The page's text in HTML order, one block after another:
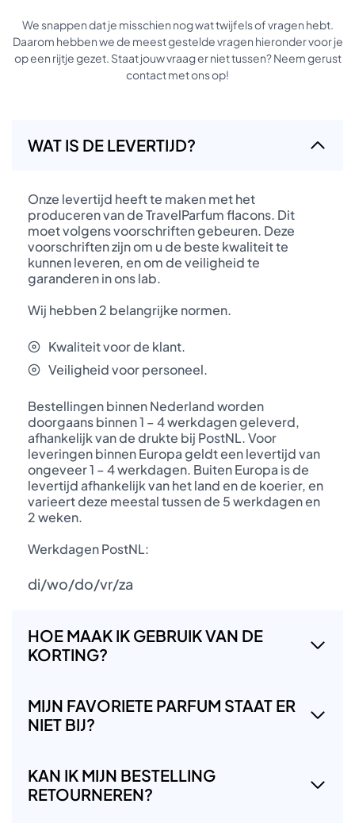
We snappen dat je misschien nog wat twijfels of vragen hebt.
Daarom hebben we de meest gestelde vragen hieronder voor je
op een rijtje gezet. Staat jouw vraag er niet tussen? Neem gerust
contact met ons op!
WAT IS DE LEVERTIJD?
Onze levertijd heeft te maken met het
produceren van de TravelParfum flacons. Dit
moet volgens voorschriften gebeuren. Deze
voorschriften zijn om u de beste kwaliteit te
kunnen leveren, en om de veiligheid te
garanderen in ons lab.
Wij hebben 2 belangrijke normen.
Kwaliteit voor de klant.
Veiligheid voor personeel.
Bestellingen binnen Nederland worden
doorgaans binnen 1 – 4 werkdagen geleverd,
afhankelijk van de drukte bij PostNL. Voor
leveringen binnen Europa geldt een levertijd van
ongeveer 1 – 4 werkdagen. Buiten Europa is de
levertijd afhankelijk van het land en de koerier, en
varieert deze meestal tussen de 5 werkdagen en
2 weken.
Werkdagen PostNL:
di/wo/do/vr/za
HOE MAAK IK GEBRUIK VAN DE
KORTING?
MIJN FAVORIETE PARFUM STAAT ER
NIET BIJ?
KAN IK MIJN BESTELLING
RETOURNEREN?